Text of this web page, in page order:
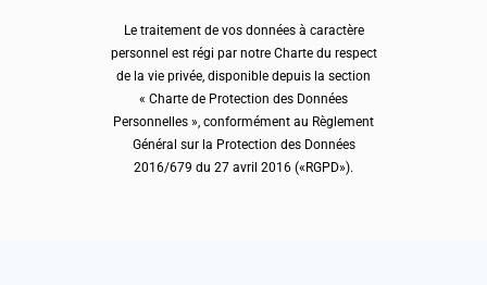
Le traitement de vos données à caractère
personnel est régi par notre Charte du respect
de la vie privée, disponible depuis la section
« Charte de Protection des Données
Personnelles », conformément au Règlement
Général sur la Protection des Données
2016/679 du 27 avril 2016 («RGPD»).